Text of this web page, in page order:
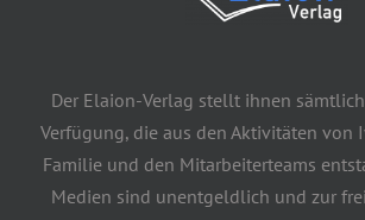
Der Elaion-Verlag stellt ihnen
Verfügung, die aus den Aktivitäten von
Familie und den Mitarbeiterteams
Medien sind unentgeldlich und zur